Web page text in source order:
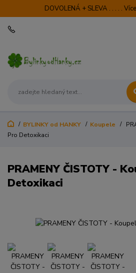
DOVOLENÁ + SLEVA . . . . .
BYLINKY od HANKY Koupele
Pro Detoxikaci
PRAMENY ČISTOTY -
Detoxikaci